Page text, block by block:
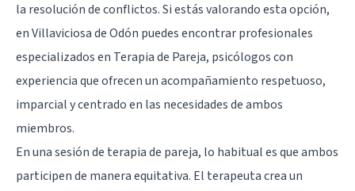
la resolución de conflictos. Si estás valorando esta opción,
en Villaviciosa de Odón puedes encontrar profesionales
especializados en Terapia de Pareja, psicólogos con
experiencia que ofrecen un acompañamiento respetuoso,
imparcial y centrado en las necesidades de ambos
miembros.
En una sesión de terapia de pareja, lo habitual es que ambos
participen de manera equitativa. El terapeuta crea un